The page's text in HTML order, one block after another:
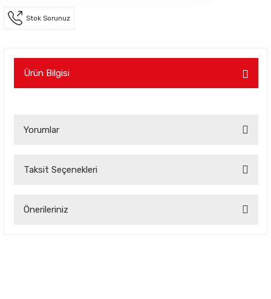
Stok Sorunuz
Ürün Bilgisi
Yorumlar
Taksit Seçenekleri
Önerileriniz